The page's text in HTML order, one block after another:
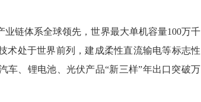
链体系全球领先，世界最大单机容量100万千
术处于世界前列，建成柔性直流输电等标志性
车、锂电池、光伏产品“新三样”年出口突破万